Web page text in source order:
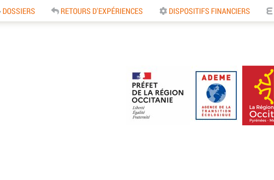
DOSSIERS RETOURS D'EXPÉRIENCES DISPOSITIFS FINANCIERS